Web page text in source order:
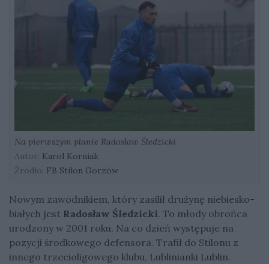
Na pierwszym planie Radosław Śledzicki
Autor: Karol Korniak
Źródło: FB Stilon Gorzów
Nowym zawodnikiem, który zasilił drużynę niebiesko-
białych jest Radosław Śledzicki. To młody obrońca
urodzony w 2001 roku. Na co dzień występuje na
pozycji środkowego defensora. Trafił do Stilonu z
innego trzecioligowego klubu, Lublinianki Lublin.